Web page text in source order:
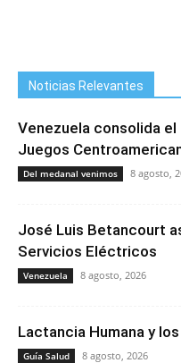
Noticias Relevantes
Venezuela consolida
Juegos
Del medanal venimos 8 agosto,
José Luis Betancourt
Servicios Eléctricos
Venezuela 8 agosto, 2026
Lactancia Humana y
Guía Salud 8 agosto, 2026